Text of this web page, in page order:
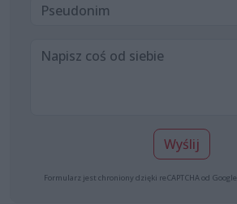
Wyślij
Formularz jest chroniony dzięki reCAPTCHA od Google: